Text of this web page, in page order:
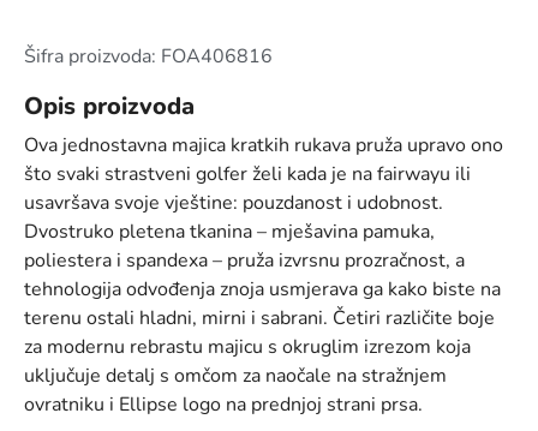
Šifra proizvoda: FOA406816
Opis proizvoda
Ova jednostavna majica kratkih rukava pruža upravo ono
što svaki strastveni golfer želi kada je na fairwayu ili
usavršava svoje vještine: pouzdanost i udobnost.
Dvostruko pletena tkanina – mješavina pamuka,
poliestera i spandexa – pruža izvrsnu prozračnost, a
tehnologija odvođenja znoja usmjerava ga kako biste na
terenu ostali hladni, mirni i sabrani. Četiri različite boje
za modernu rebrastu majicu s okruglim izrezom koja
uključuje detalj s omčom za naočale na stražnjem
ovratniku i Ellipse logo na prednjoj strani prsa.